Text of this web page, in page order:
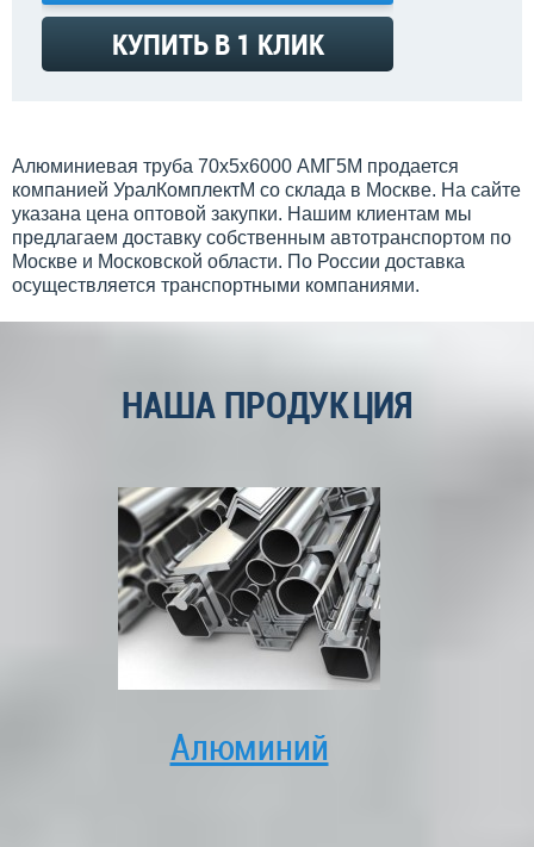
КУПИТЬ В 1 КЛИК
Алюминиевая труба 70х5х6000 АМГ5М продается
компанией УралКомплектМ со склада в Москве. На сайте
указана цена оптовой закупки. Нашим клиентам мы
предлагаем доставку собственным автотранспортом по
Москве и Московской области. По России доставка
осуществляется транспортными компаниями.
НАША ПРОДУКЦИЯ
Алюминий